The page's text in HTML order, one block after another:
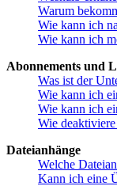
Warum
Wie kann ich
Wie kann ich
Abonnements und
Was ist der
Wie kann ich
Wie kann ich
Wie
Dateianhänge
Welche
Kann ich eine